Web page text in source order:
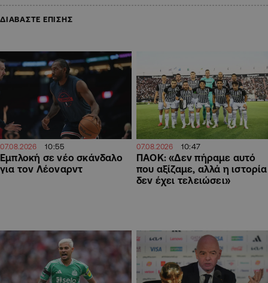
ΔΙΑΒΑΣΤΕ ΕΠΙΣΗΣ
07.08.2026 10:55
Εμπλοκή σε νέο σκάνδαλο
για τον Λέοναρντ
07.08.2026 10:47
ΠΑΟΚ: «Δεν πήραμε αυτό
που αξίζαμε, αλλά η ιστορία
δεν έχει τελειώσει»